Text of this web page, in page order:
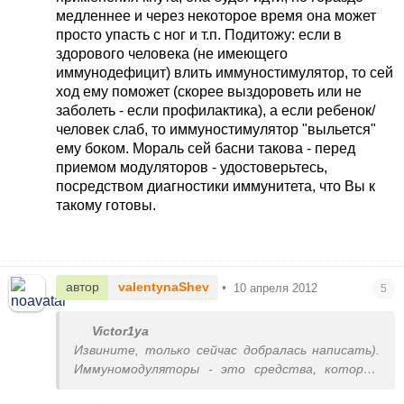
медленнее и через некоторое время она может
просто упасть с ног и т.п. Подитожу: если в
здорового человека (не имеющего
иммунодефицит) влить иммуностимулятор, то сей
ход ему поможет (скорее выздороветь или не
заболеть - если профилактика), а если ребенок/
человек слаб, то иммуностимулятор "выльется"
ему боком. Мораль сей басни такова - перед
приемом модуляторов - удостоверьтесь,
посредством диагностики иммунитета, что Вы к
такому готовы.
автор valentynaShev • 10 апреля 2012 5
Victor1ya
Извините, только сейчас добралась написать).
Иммуномодуляторы - это средства, которые